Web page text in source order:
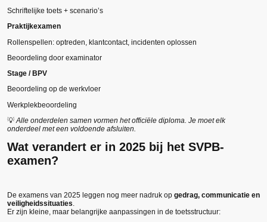
Schriftelijke toets + scenario’s
Praktijkexamen
Rollenspellen: optreden, klantcontact, incidenten oplossen
Beoordeling door examinator
Stage / BPV
Beoordeling op de werkvloer
Werkplekbeoordeling
💡Alle onderdelen samen vormen het officiële diploma. Je moet elk
onderdeel met een voldoende afsluiten.
Wat verandert er in 2025 bij het SVPB-
examen?
De examens van 2025 leggen nog meer nadruk op gedrag, communicatie en
veiligheidssituaties
Er zijn kleine, maar belangrijke aanpassingen in de toetsstructuur: